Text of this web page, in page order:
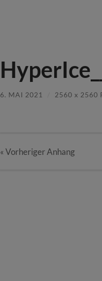
6. MAI 2021 2560 x 2560
« VorherigerAnhang